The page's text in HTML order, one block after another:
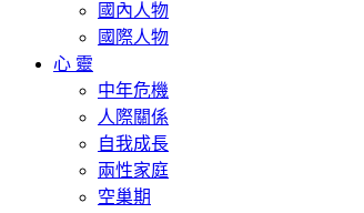
國內人物
國際人物
心 靈
中年危機
人際關係
自我成長
兩性家庭
空巢期